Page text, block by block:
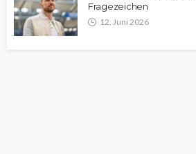
Fragezeichen
12. Juni 2026